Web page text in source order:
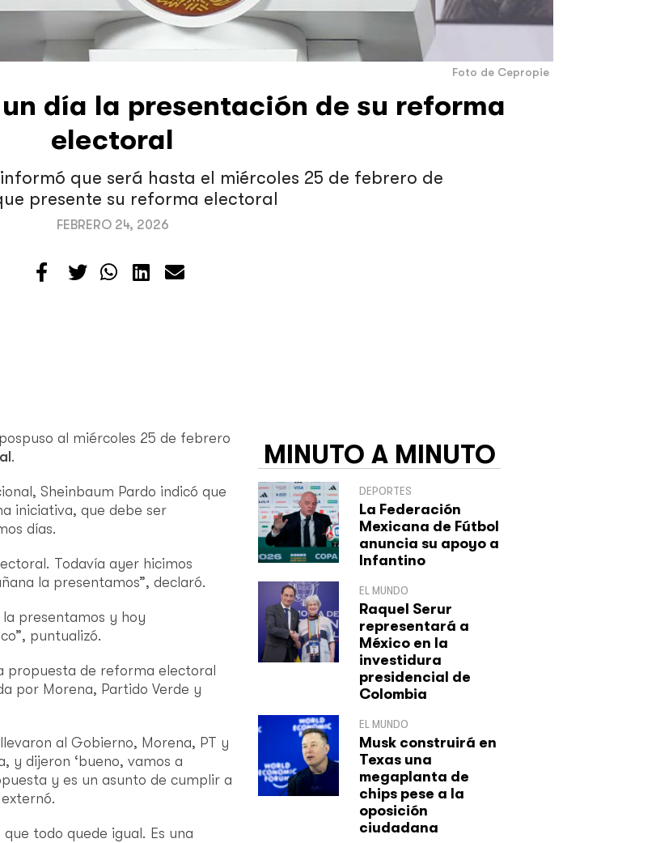
Foto de Cepropie
día la presentación de su reforma
electoral
que será hasta el miércoles 25 de febrero de
presente su reforma electoral
FEBRERO 24, 2026
pospuso al miércoles 25 de febrero
.
Sheinbaum Pardo indicó que
iniciativa, que debe ser
días.
Todavía ayer hicimos
la presentamos”, declaró.
presentamos y hoy
puntualizó.
propuesta de reforma electoral
por Morena, Partido Verde y
al Gobierno, Morena, PT y
y dijeron ‘bueno, vamos a
y es un asunto de cumplir a
todo quede igual. Es una
MINUTO A MINUTO
DEPORTES
La Federación
Mexicana de Fútbol
anuncia su apoyo a
Infantino
EL MUNDO
Raquel Serur
representará a
México en la
investidura
presidencial de
Colombia
EL MUNDO
Musk construirá en
Texas una
megaplanta de
chips pese a la
oposición
ciudadana